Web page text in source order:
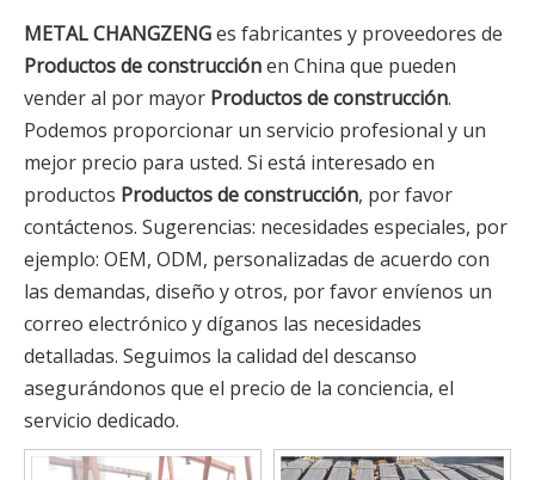
METAL CHANGZENGes fabricantes y proveedores de
Productos de construcciónen China que pueden
vender al por mayor Productos de construcción.
Podemos proporcionar un servicio profesional y un
mejor precio para usted. Si está interesado en
productos Productos de construcción, por favor
contáctenos. Sugerencias: necesidades especiales, por
ejemplo: OEM, ODM, personalizadas de acuerdo con
las demandas, diseño y otros, por favor envíenos un
correo electrónico y díganos las necesidades
detalladas. Seguimos la calidad del descanso
asegurándonos que el precio de la conciencia, el
servicio dedicado.